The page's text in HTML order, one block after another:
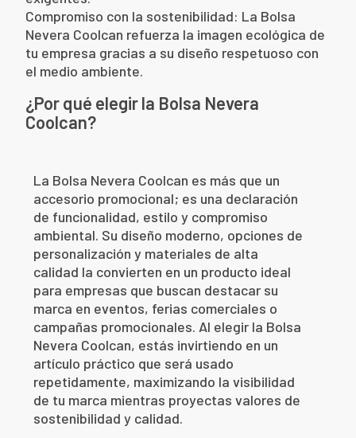
Compromiso con la sostenibilidad: La Bolsa
Nevera Coolcan refuerza la imagen ecológica de
tu empresa gracias a su diseño respetuoso con
el medio ambiente.
¿Por qué elegir la Bolsa Nevera
Coolcan?
La Bolsa Nevera Coolcan es más que un
accesorio promocional; es una declaración
de funcionalidad, estilo y compromiso
ambiental. Su diseño moderno, opciones de
personalización y materiales de alta
calidad la convierten en un producto ideal
para empresas que buscan destacar su
marca en eventos, ferias comerciales o
campañas promocionales. Al elegir la Bolsa
Nevera Coolcan, estás invirtiendo en un
artículo práctico que será usado
repetidamente, maximizando la visibilidad
de tu marca mientras proyectas valores de
sostenibilidad y calidad.